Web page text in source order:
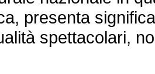
presenta
spettacolari,